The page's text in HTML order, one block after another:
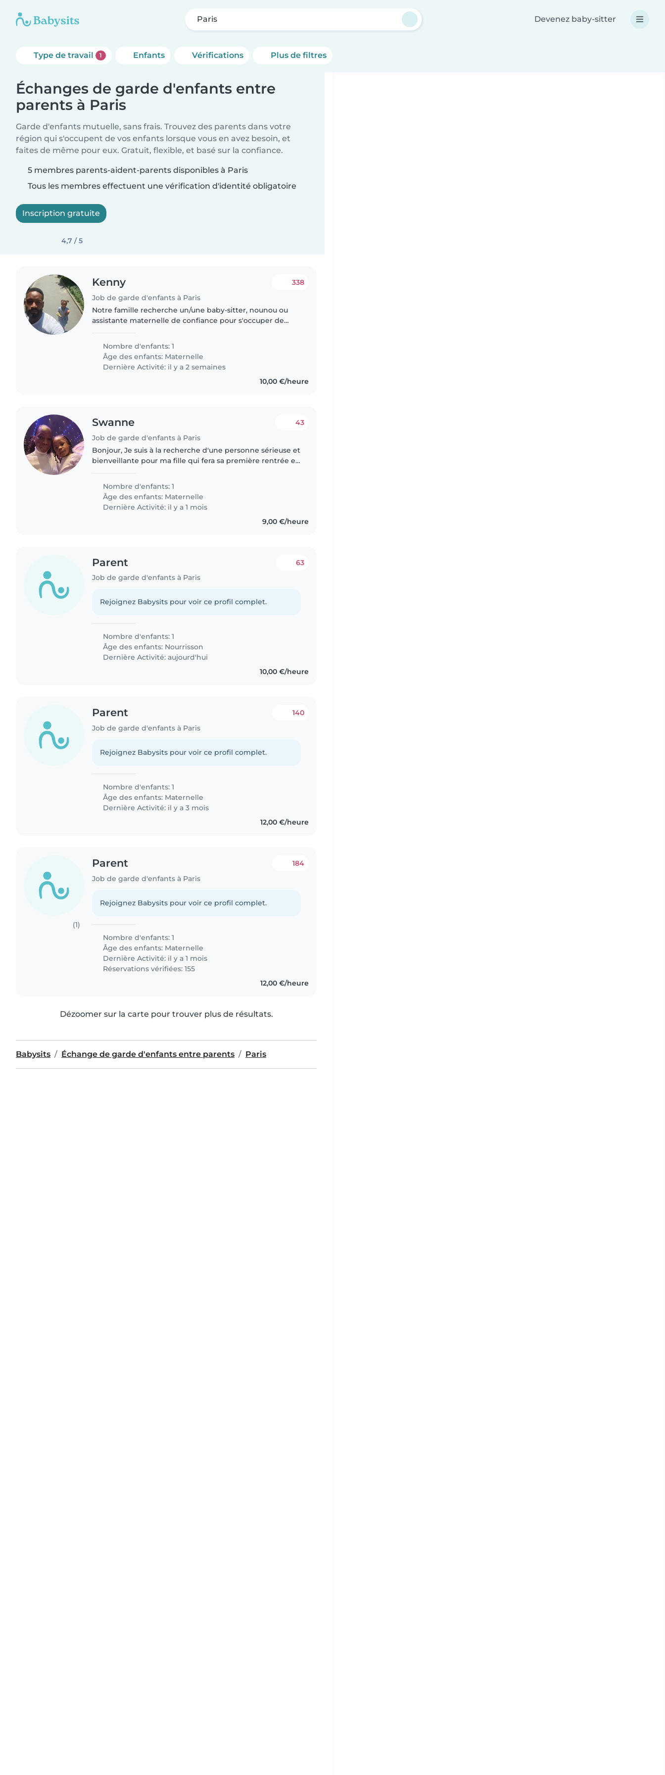
Paris Devenez baby-sitter
Type de travail 1 Enfants Vérifications Plus de filtres
Échanges de garde d'enfants entre
parents à Paris
Garde d'enfants mutuelle, sans frais. Trouvez des parents dans votre
région qui s'occupent de vos enfants lorsque vous en avez besoin, et
faites de même pour eux. Gratuit, flexible, et basé sur la confiance.
5 membres parents-aident-parents disponibles à Paris
Tous les membres effectuent une vérification d'identité obligatoire
Inscription gratuite
4,7 / 5
Kenny
Job de garde d'enfants à Paris
338
Notre famille recherche un/une baby-sitter, nounou ou
assistante maternelle de confiance pour s'occuper de
débrouillard, qui se sente..
Nombre d'enfants: 1
Âge des enfants: Maternelle
Dernière Activité: il y a 2 semaines
10,00 €/heure
Swanne
Job de garde d'enfants à Paris
43
Bonjour, Je suis à la recherche d'une personne sérieuse et
bienveillante pour ma fille qui fera sa première rentrée en
Nombre d'enfants: 1
Âge des enfants: Maternelle
Dernière Activité: il y a 1 mois
9,00 €/heure
Parent
Job de garde d'enfants à Paris
63
Rejoignez Babysits pour voir ce profil complet.
Nombre d'enfants: 1
Âge des enfants: Nourrisson
Dernière Activité: aujourd'hui
10,00 €/heure
Parent
Job de garde d'enfants à Paris
140
Rejoignez Babysits pour voir ce profil complet.
Nombre d'enfants: 1
Âge des enfants: Maternelle
Dernière Activité: il y a 3 mois
12,00 €/heure
(1)
Parent
Job de garde d'enfants à Paris
184
Rejoignez Babysits pour voir ce profil complet.
Nombre d'enfants: 1
Âge des enfants: Maternelle
Dernière Activité: il y a 1 mois
Réservations vérifiées: 155
12,00 €/heure
Dézoomer sur la carte pour trouver plus de résultats.
Babysits Échange de garde d'enfants entre parents Paris